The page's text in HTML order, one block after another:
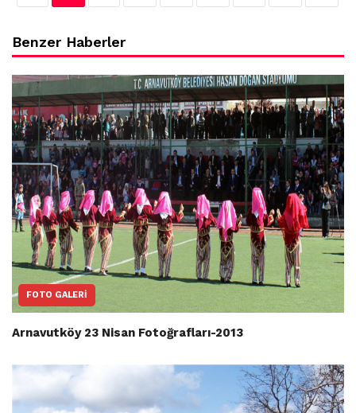
Benzer Haberler
FOTO GALERI
Arnavutköy 23 Nisan Fotoğrafları-2013